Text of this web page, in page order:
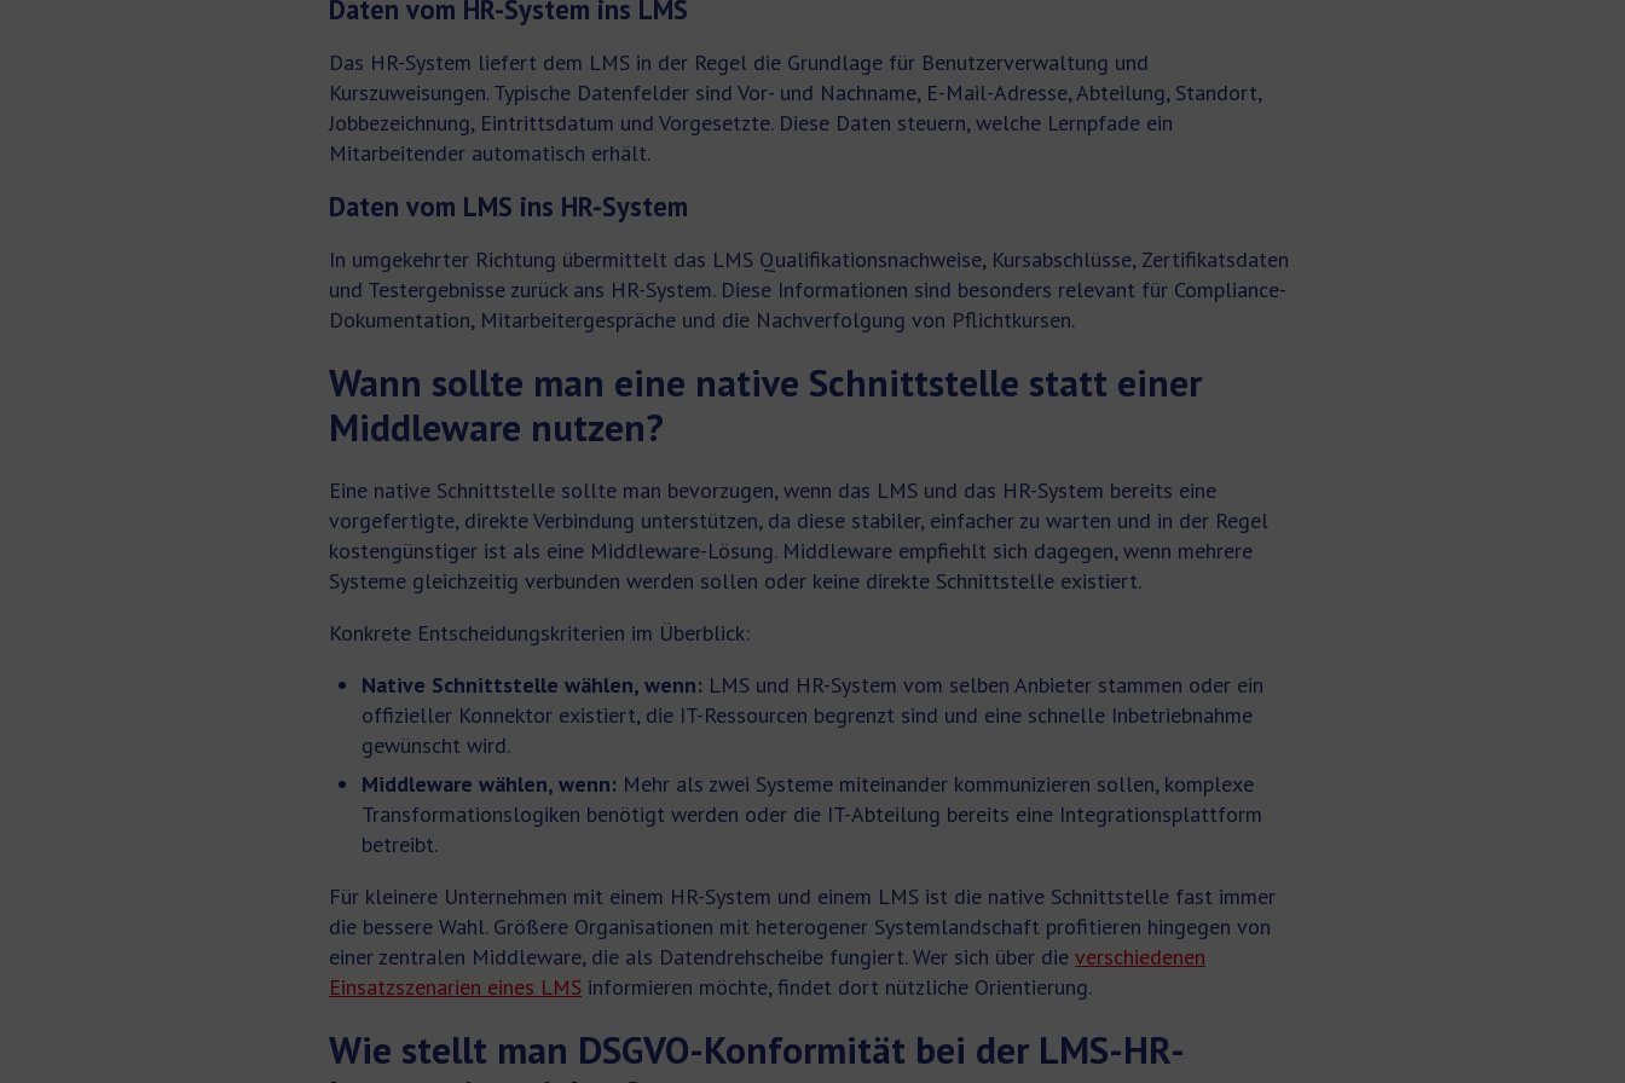
Daten vom HR-System ins LMS
Das HR-System liefert dem LMS in der Regel die Grundlage für Benutzerverwaltung und
Kurszuweisungen. Typische Datenfelder sind Vor- und Nachname, E-Mail-Adresse, Abteilung, Standort,
Jobbezeichnung, Eintrittsdatum und Vorgesetzte. Diese Daten steuern, welche Lernpfade ein
Mitarbeitender automatisch erhält.
Daten vom LMS ins HR-System
In umgekehrter Richtung übermittelt das LMS Qualifikationsnachweise, Kursabschlüsse, Zertifikatsdaten
und Testergebnisse zurück ans HR-System. Diese Informationen sind besonders relevant für Compliance-
Dokumentation, Mitarbeitergespräche und die Nachverfolgung von Pflichtkursen.
Wann sollte man eine native Schnittstelle statt einer
Middleware nutzen?
Eine native Schnittstelle sollte man bevorzugen, wenn das LMS und das HR-System bereits eine
vorgefertigte, direkte Verbindung unterstützen, da diese stabiler, einfacher zu warten und in der Regel
kostengünstiger ist als eine Middleware-Lösung. Middleware empfiehlt sich dagegen, wenn mehrere
Systeme gleichzeitig verbunden werden sollen oder keine direkte Schnittstelle existiert.
Konkrete Entscheidungskriterien im Überblick:
Native Schnittstelle wählen, wenn: LMS und HR-System vom selben Anbieter stammen oder ein
offizieller Konnektor existiert, die IT-Ressourcen begrenzt sind und eine schnelle Inbetriebnahme
gewünscht wird.
Middleware wählen, wenn: Mehr als zwei Systeme miteinander kommunizieren sollen, komplexe
Transformationslogiken benötigt werden oder die IT-Abteilung bereits eine Integrationsplattform
betreibt.
Für kleinere Unternehmen mit einem HR-System und einem LMS ist die native Schnittstelle fast immer
die bessere Wahl. Größere Organisationen mit heterogener Systemlandschaft profitieren hingegen von
einer zentralen Middleware, die als Datendrehscheibe fungiert. Wer sich über die verschiedenen
Einsatzszenarien eines LMS informieren möchte, findet dort nützliche Orientierung.
Wie stellt man DSGVO-Konformität bei der LMS-HR-